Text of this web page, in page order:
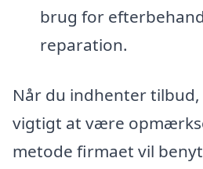
brug for
reparation.
Når du indhenter tilbud,
vigtigt at være
metode firmaet vil